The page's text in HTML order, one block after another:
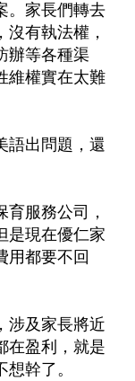
。家長們轉去
有執法權，
辦等各種渠
維權實在太難
語出問題，還
服務公司，
是現在優仁家
用都要不回
涉及家長將近
在盈利，就是
幹了。